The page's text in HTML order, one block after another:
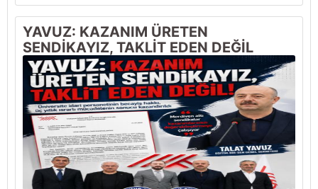
YAVUZ: KAZANIM ÜRETEN
SENDİKAYIZ, TAKLİT EDEN DEĞİL